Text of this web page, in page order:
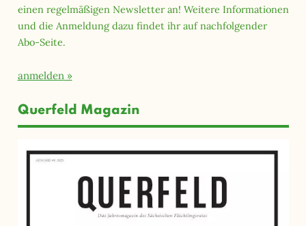
einen regelmäßigen Newsletter an! Weitere Informationen
und die Anmeldung dazu findet ihr auf nachfolgender
Abo-Seite.
anmelden
Querfeld Magazin